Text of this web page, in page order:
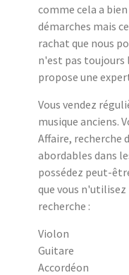
comme cela a
démarches mais
rachat que nous
n'est pas toujours
propose une
Vous vendez
musique anciens.
Affaire, recherche
abordables dans
possédez peut-
que vous
recherche :
Violon
Guitare
Accordéon